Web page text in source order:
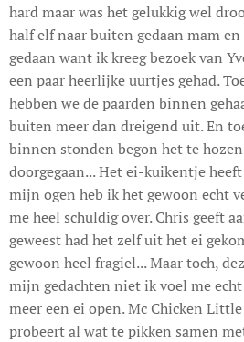
hard maar was het gelukkig wel
half elf naar buiten gedaan mam
gedaan want ik kreeg bezoek van
een paar heerlijke uurtjes gehad.
hebben we de paarden binnen
buiten meer dan dreigend uit. En
binnen stonden begon het te
doorgegaan... Het ei-kuikentje
mijn ogen heb ik het gewoon echt
me heel schuldig over. Chris geeft
geweest had het zelf uit het ei
gewoon heel fragiel... Maar toch,
mijn gedachten niet ik voel me
meer een ei open. Mc Chicken
probeert al wat te pikken samen